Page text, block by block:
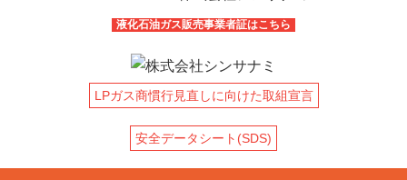
液化石油ガス販売事業者証はこちら
LPガス商慣行見直しに向けた取組宣言
安全データシート(SDS)